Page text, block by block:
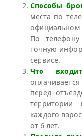
Способы
места по
официальном
По
точную
сервисе.
Что
перед
каждого
от 6 лет.